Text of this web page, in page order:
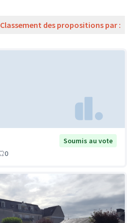
Classement des propositions par :
Soumis au vote
0